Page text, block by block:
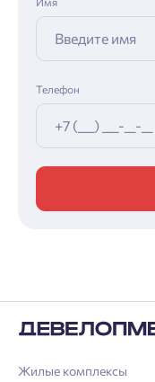
Телефон
Жилые комплексы